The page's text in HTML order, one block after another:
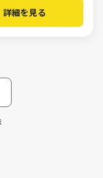
詳細を見る